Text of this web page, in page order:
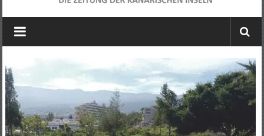
Wochenblatt
die
der
Kanarischen
Inseln